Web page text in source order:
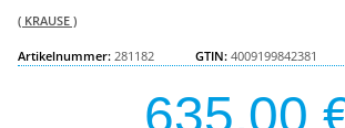
( KRAUSE )
Artikelnummer: 281182 GTIN: 4009199842381
635,00